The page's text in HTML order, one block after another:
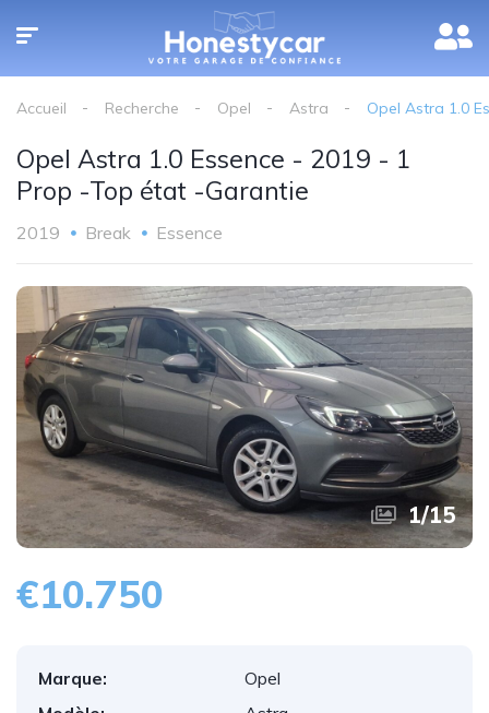
Accueil Recherche Opel Astra Opel Astra 1.0
Opel Astra 1.0 Essence - 2019 - 1
Prop -Top état -Garantie
2019 Break Essence
1/15
€10.750
Marque:
Opel